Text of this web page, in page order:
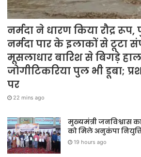
नर्मदा ने धारण किया रौद्र
नर्मदा पार के इलाकों से टूटा
मूसलाधार बारिश से बिगड़े
जोगीटिकरिया पुल भी डूबा;
पर
22 mins ago
मुख्यमंत्री जनविश्वास
को मिले अनुकंपा
19 hours ago